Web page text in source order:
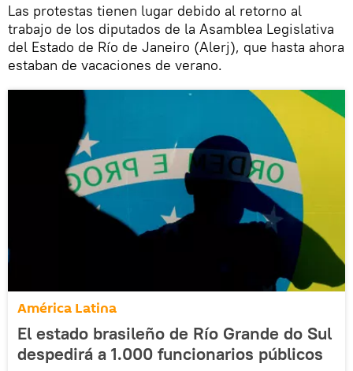
Las protestas tienen lugar debido al retorno al
trabajo de los diputados de la Asamblea Legislativa
del Estado de Río de Janeiro (Alerj), que hasta ahora
estaban de vacaciones de verano.
América Latina
El estado brasileño de Río Grande do Sul
despedirá a 1.000 funcionarios públicos